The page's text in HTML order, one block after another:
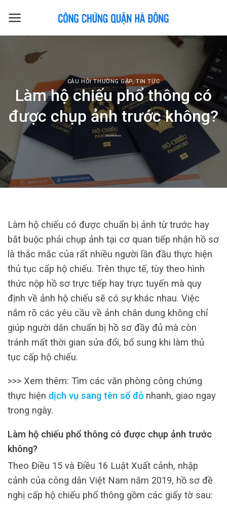
CÂU HỎI THƯỜNG GẶP,TIN TỨC
Làm hộ chiếu phổ thông có
được chụp ảnh trước không?
Làm hộ chiếu có được chuẩn bị ảnh từ trước hay
bắt buộc phải chụp ảnh tại cơ quan tiếp nhận hồ sơ
là thắc mắc của rất nhiều người lần đầu thực hiện
thủ tục cấp hộ chiếu. Trên thực tế, tùy theo hình
thức nộp hồ sơ trực tiếp hay trực tuyến mà quy
định về ảnh hộ chiếu sẽ có sự khác nhau. Việc
nắm rõ các yêu cầu về ảnh chân dung không chỉ
giúp người dân chuẩn bị hồ sơ đầy đủ mà còn
tránh mất thời gian sửa đổi, bổ sung khi làm thủ
tục cấp hộ chiếu.
>>> Xem thêm: Tìm các văn phòng công chứng
thực hiện dịch vụ sang tên sổ đỏ nhanh, giao ngay
trong ngày.
Làm hộ chiếu phổ thông có được chụp ảnh trước
không?
Theo Điều 15 và Điều 16 Luật Xuất cảnh, nhập
cảnh của công dân Việt Nam năm 2019, hồ sơ đề
nghị cấp hộ chiếu phổ thông gồm các giấy tờ sau: